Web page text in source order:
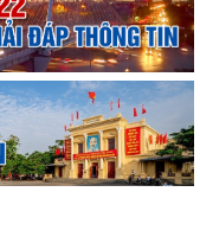
hiện Dự án: Mở rộng
hiện Dự án: Mở rộng